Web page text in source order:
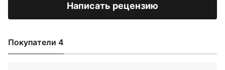
Написать рецензию
Покупатели 4